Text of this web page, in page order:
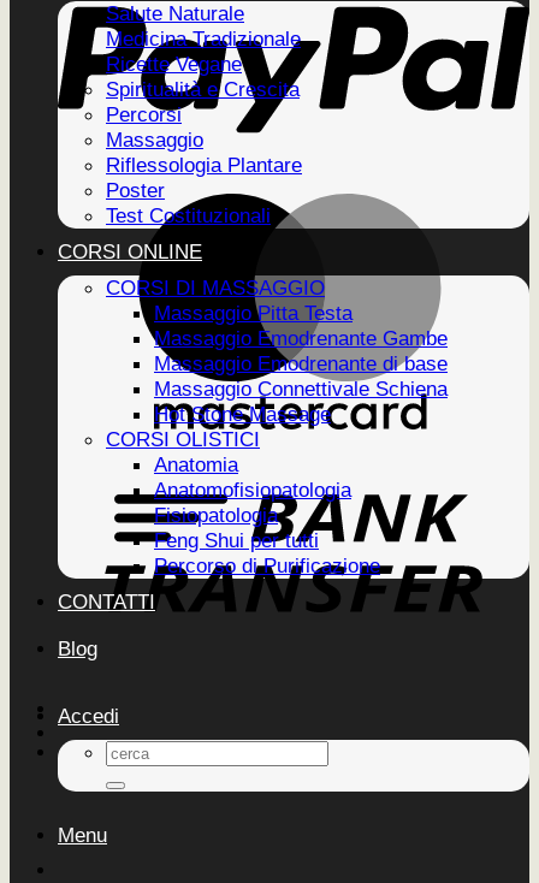
Salute Naturale
Medicina Tradizionale
Ricette Vegane
Spiritualità e Crescita
Percorsi
Massaggio
Riflessologia Plantare
Poster
Test Costituzionali
CORSI ONLINE
CORSI DI MASSAGGIO
Massaggio Pitta Testa
Massaggio Emodrenante Gambe
Massaggio Emodrenante di base
Massaggio Connettivale Schiena
Hot Stone Massage
CORSI OLISTICI
Anatomia
Anatomofisiopatologia
Fisiopatologia
Feng Shui per tutti
Percorso di Purificazione
CONTATTI
Blog
Accedi
Cerca:
Menu